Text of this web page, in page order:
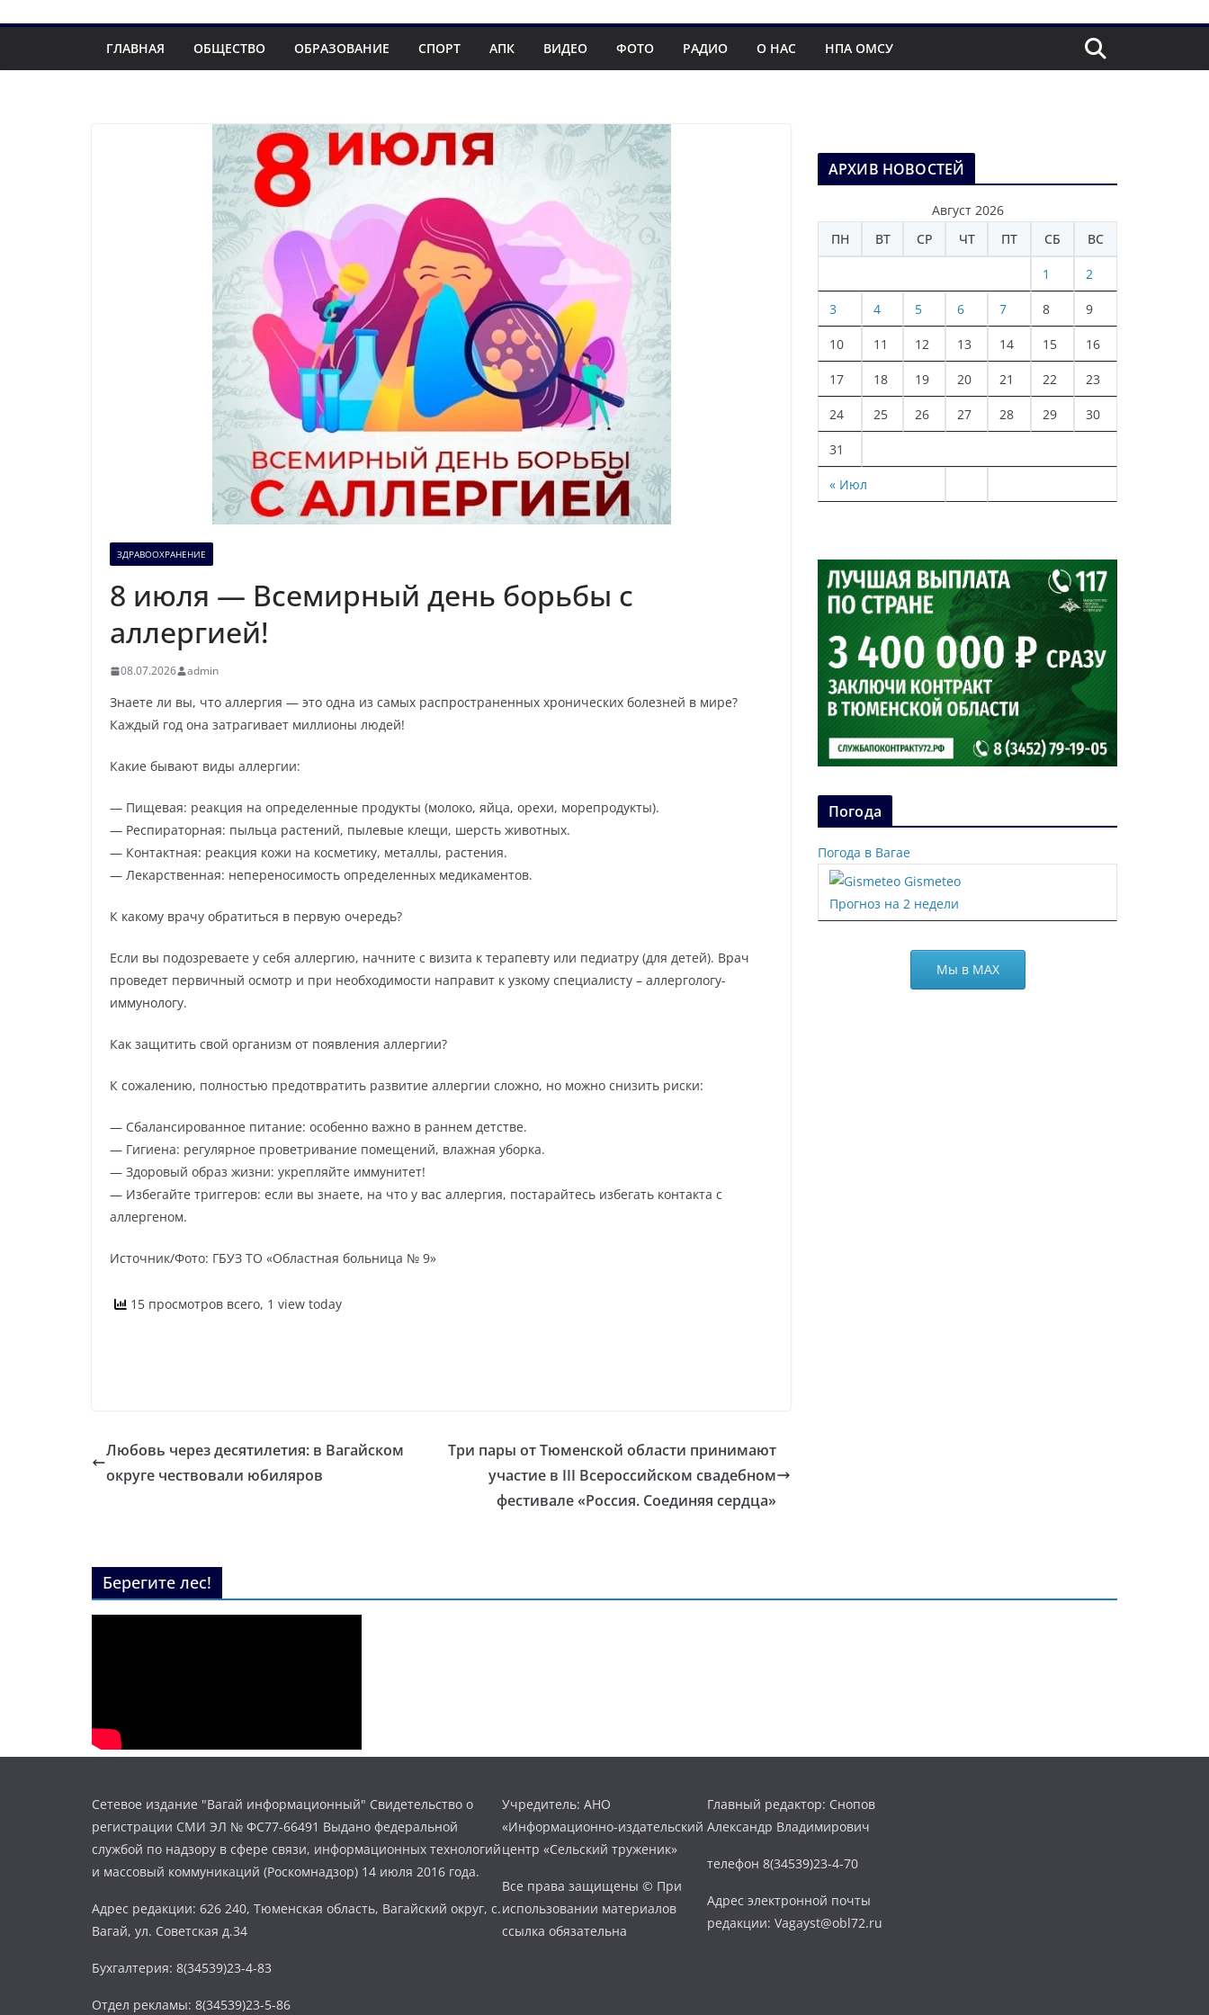
ГЛАВНАЯ ОБЩЕСТВО ОБРАЗОВАНИЕ СПОРТ АПК ВИДЕО ФОТО РАДИО О НАС НПА ОМСУ
ЗДРАВООХРАНЕНИЕ
8 июля — Всемирный день борьбы с
аллергией!
08.07.2026 admin
Знаете ли вы, что аллергия — это одна из самых распространенных хронических болезней в мире?
Каждый год она затрагивает миллионы людей!
Какие бывают виды аллергии:
— Пищевая: реакция на определенные продукты (молоко, яйца, орехи, морепродукты).
— Респираторная: пыльца растений, пылевые клещи, шерсть животных.
— Контактная: реакция кожи на косметику, металлы, растения.
— Лекарственная: непереносимость определенных медикаментов.
К какому врачу обратиться в первую очередь?
Если вы подозреваете у себя аллергию, начните с визита к терапевту или педиатру (для детей). Врач
проведет первичный осмотр и при необходимости направит к узкому специалисту – аллергологу-
иммунологу.
Как защитить свой организм от появления аллергии?
К сожалению, полностью предотвратить развитие аллергии сложно, но можно снизить риски:
— Сбалансированное питание: особенно важно в раннем детстве.
— Гигиена: регулярное проветривание помещений, влажная уборка.
— Здоровый образ жизни: укрепляйте иммунитет!
— Избегайте триггеров: если вы знаете, на что у вас аллергия, постарайтесь избегать контакта с
аллергеном.
Источник/Фото: ГБУЗ ТО «Областная больница № 9»
15 просмотров всего, 1 view today
Любовь через десятилетия: в Вагайском
округе чествовали юбиляров
Три пары от Тюменской области принимают
участие в III Всероссийском свадебном
фестивале «Россия. Соединяя сердца»
АРХИВ НОВОСТЕЙ
Август 2026
ПН
ВТ СР ЧТ ПТ СБ ВС
« Июл
1 2
3 4 5 6 7 8 9
10 11 12 13 14 15 16
17 18 19 20 21 22 23
24 25 26 27 28 29 30
31
Погода
Погода в Вагае
Gismeteo
Прогноз на 2 недели
Мы в МАХ
Берегите лес!
Сетевое издание "Вагай информационный" Свидетельство о
регистрации СМИ ЭЛ № ФС77-66491 Выдано федеральной
службой по надзору в сфере связи, информационных технологий
и массовый коммуникаций (Роскомнадзор) 14 июля 2016 года.
Адрес редакции: 626 240, Тюменская область, Вагайский округ, с.
Вагай, ул. Советская д.34
Бухгалтерия: 8(34539)23-4-83
Отдел рекламы: 8(34539)23-5-86
Учредитель: АНО
«Информационно-издательский
центр «Сельский труженик»
Все права защищены © При
использовании материалов
ссылка обязательна
Главный редактор: Снопов
Александр Владимирович
телефон 8(34539)23-4-70
Адрес электронной почты
редакции: Vagayst@obl72.ru